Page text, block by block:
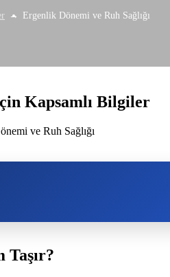
Ergenlik Dönemi ve Ruh Sağlığı
Kapsamlı Bilgiler
Taşır?